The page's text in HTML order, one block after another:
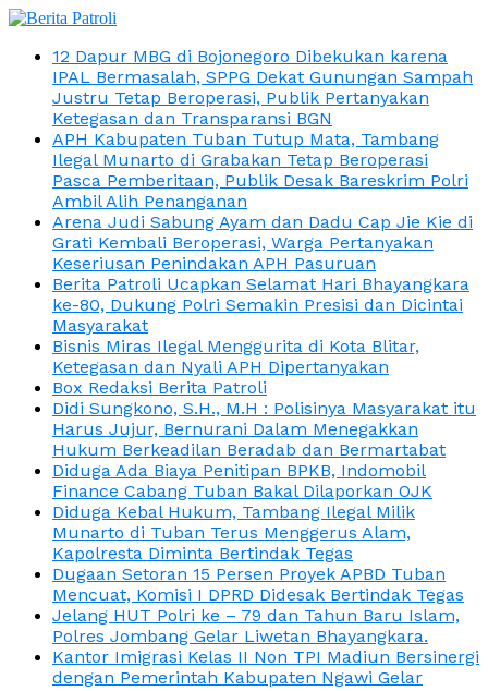
12 Dapur MBG di Bojonegoro Dibekukan karena
IPAL Bermasalah, SPPG Dekat Gunungan Sampah
Justru Tetap Beroperasi, Publik Pertanyakan
Ketegasan dan Transparansi BGN
APH Kabupaten Tuban Tutup Mata, Tambang
Ilegal Munarto di Grabakan Tetap Beroperasi
Pasca Pemberitaan, Publik Desak Bareskrim Polri
Ambil Alih Penanganan
Arena Judi Sabung Ayam dan Dadu Cap Jie Kie di
Grati Kembali Beroperasi, Warga Pertanyakan
Keseriusan Penindakan APH Pasuruan
Berita Patroli Ucapkan Selamat Hari Bhayangkara
ke-80, Dukung Polri Semakin Presisi dan Dicintai
Masyarakat
Bisnis Miras Ilegal Menggurita di Kota Blitar,
Ketegasan dan Nyali APH Dipertanyakan
Box Redaksi Berita Patroli
Didi Sungkono, S.H., M.H : Polisinya Masyarakat itu
Harus Jujur, Bernurani Dalam Menegakkan
Hukum Berkeadilan Beradab dan Bermartabat
Diduga Ada Biaya Penitipan BPKB, Indomobil
Finance Cabang Tuban Bakal Dilaporkan OJK
Diduga Kebal Hukum, Tambang Ilegal Milik
Munarto di Tuban Terus Menggerus Alam,
Kapolresta Diminta Bertindak Tegas
Dugaan Setoran 15 Persen Proyek APBD Tuban
Mencuat, Komisi I DPRD Didesak Bertindak Tegas
Jelang HUT Polri ke – 79 dan Tahun Baru Islam,
Polres Jombang Gelar Liwetan Bhayangkara.
Kantor Imigrasi Kelas II Non TPI Madiun Bersinergi
dengan Pemerintah Kabupaten Ngawi Gelar